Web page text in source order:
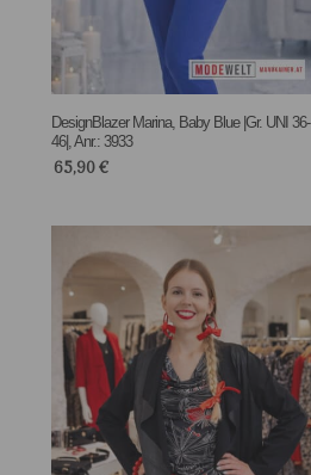
DesignBlazer Marina, Baby Blue |Gr. UNI 36-
46|, Anr.: 3933
65,90€